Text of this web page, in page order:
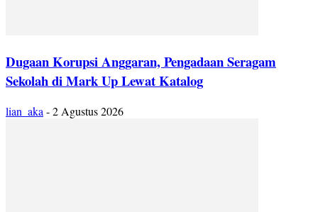
Dugaan Korupsi Anggaran, Pengadaan Seragam
Sekolah di Mark Up Lewat Katalog
lian_aka -2 Agustus 2026